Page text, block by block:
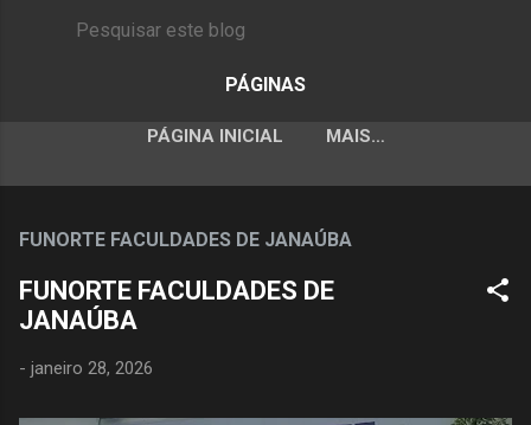
PÁGINAS
PÁGINA INICIAL MAIS…
FUNORTE FACULDADES DE JANAÚBA
FUNORTE FACULDADES DE
JANAÚBA
- janeiro 28, 2026